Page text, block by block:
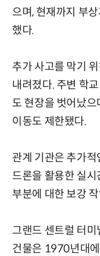
으며, 현재까지 부
했다.
추가 사고를 막기
내려졌다. 주변 학
도 현장을 벗어났
이동도 제한됐다.
관계 기관은 추가
드론을 활용한 실
부분에 대한 보강
그랜드 센트럴 터
건물은 1970년대